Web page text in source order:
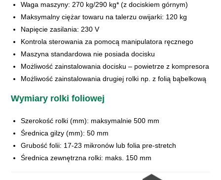
Waga maszyny: 270 kg/290 kg* (z dociskiem górnym)
Maksymalny ciężar towaru na talerzu owijarki: 120 kg
Napięcie zasilania: 230 V
Kontrola sterowania za pomocą manipulatora ręcznego
Maszyna standardowa nie posiada docisku
Możliwość zainstalowania docisku – powietrze z kompresora
Możliwość zainstalowania drugiej rolki np. z folią bąbelkową
Wymiary rolki foliowej
Szerokość rolki (mm): maksymalnie 500 mm
Średnica gilzy (mm): 50 mm
Grubość folii: 17-23 mikronów lub folia pre-stretch
Średnica zewnętrzna rolki: maks. 150 mm